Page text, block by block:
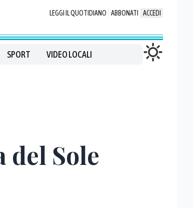
LEGGI IL QUOTIDIANO ABBONATI ACCEDI
SPORT VIDEO LOCALI
del Sole